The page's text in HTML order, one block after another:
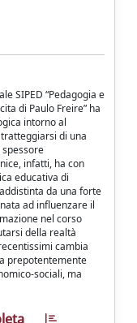
SIPED “Pedagogia e
di Paulo Freire” ha
intorno al
di una
infatti, ha con
educativa di
da una forte
ad influenzare il
nel corso
della realtà
cambia
prepotentemente
sociali, ma